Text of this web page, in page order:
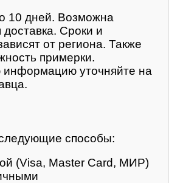
10 дней. Возможна
доставка. Сроки и
от региона. Также
примерки.
уточняйте на
способы:
(Visa, Master Card, МИР)